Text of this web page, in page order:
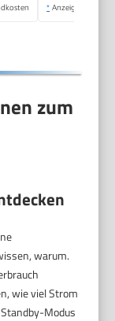
* Anzeige
zum
warum.
wie viel Strom
Modus